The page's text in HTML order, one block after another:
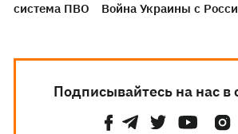
система ПВО
Война Украины с
Подписывайтесь на нас в